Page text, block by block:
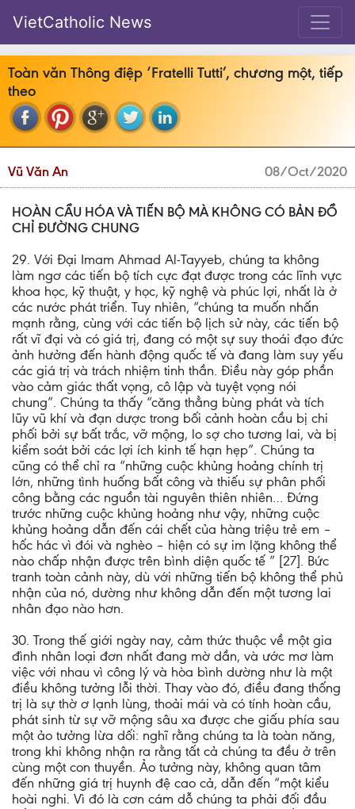
VietCatholic News
Toàn văn Thông điệp ‘Fratelli Tutti’, chương một, tiếp
theo
Vũ Văn An 08/Oct/2020
HOÀN CẦU HÓA VÀ TIẾN BỘ MÀ KHÔNG CÓ BẢN ĐỒ
CHỈ ĐƯỜNG CHUNG
29. Với Đại Imam Ahmad Al-Tayyeb, chúng ta không
làm ngơ các tiến bộ tích cực đạt được trong các lĩnh vực
khoa học, kỹ thuật, y học, kỹ nghệ và phúc lợi, nhất là ở
các nước phát triển. Tuy nhiên, “chúng ta muốn nhấn
mạnh rằng, cùng với các tiến bộ lịch sử này, các tiến bộ
rất vĩ đại và có giá trị, đang có một sự suy thoái đạo đức
ảnh hưởng đến hành động quốc tế và đang làm suy yếu
các giá trị và trách nhiệm tinh thần. Điều này góp phần
vào cảm giác thất vọng, cô lập và tuyệt vọng nói
chung”. Chúng ta thấy “căng thẳng bùng phát và tích
lũy vũ khí và đạn dược trong bối cảnh hoàn cầu bị chi
phối bởi sự bất trắc, vỡ mộng, lo sợ cho tương lai, và bị
kiểm soát bởi các lợi ích kinh tế hạn hẹp”. Chúng ta
cũng có thể chỉ ra “những cuộc khủng hoảng chính trị
lớn, những tình huống bất công và thiếu sự phân phối
công bằng các nguồn tài nguyên thiên nhiên… Đứng
trước những cuộc khủng hoảng như vậy, những cuộc
khủng hoảng dẫn đến cái chết của hàng triệu trẻ em –
hốc hác vì đói và nghèo – hiện có sự im lặng không thể
nào chấp nhận được trên bình diện quốc tế ” [27]. Bức
tranh toàn cảnh này, dù với những tiến bộ không thể phủ
nhận của nó, dường như không dẫn đến một tương lai
nhân đạo nào hơn.
30. Trong thế giới ngày nay, cảm thức thuộc về một gia
đình nhân loại đơn nhất đang mờ dần, và ước mơ làm
việc với nhau vì công lý và hòa bình dường như là một
điều không tưởng lỗi thời. Thay vào đó, điều đang thống
trị là sự thờ ơ lạnh lùng, thoải mái và có tính hoàn cầu,
phát sinh từ sự vỡ mộng sâu xa được che giấu phía sau
một ảo tưởng lừa dối: nghĩ rằng chúng ta là toàn năng,
trong khi không nhận ra rằng tất cả chúng ta đều ở trên
cùng một con thuyền. Ảo tưởng này, không quan tâm
đến những giá trị huynh đệ cao cả, dẫn đến “một kiểu
hoài nghi. Vì đó là cơn cám dỗ chúng ta phải đối đầu